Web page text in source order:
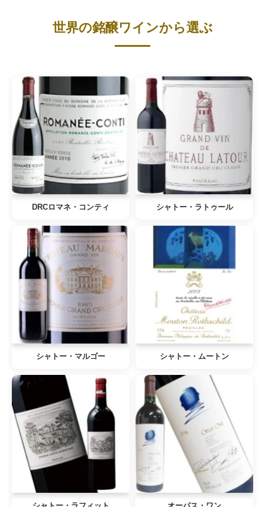
世界の銘醸ワインから選ぶ
DRCロマネ・コンティ シャトー・ラトゥール
シャトー・マルゴー シャトー・ムートン